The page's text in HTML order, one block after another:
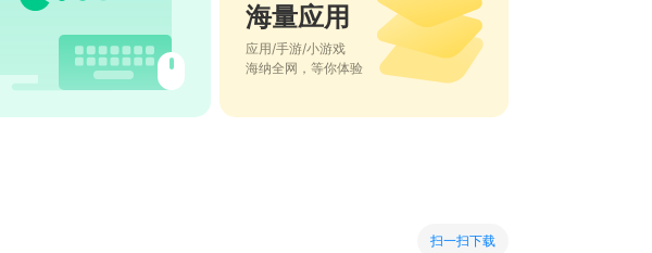
海量应用
应用/手游/小游戏
海纳全网，等你体验
扫一扫下载